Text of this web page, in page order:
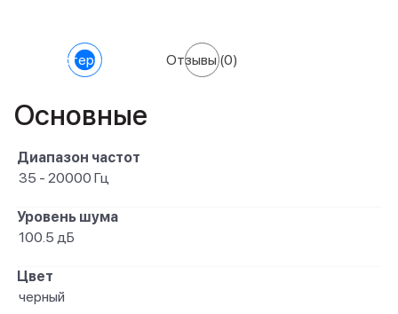
Характеристики Отзывы(0)
Основные
Диапазон частот
35 - 20000 Гц
Уровень шума
100.5 дБ
Цвет
черный